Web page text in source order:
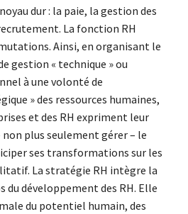
dur : la paie, la gestion des
La fonction RH
Ainsi, en organisant le
gestion « technique » ou
à une volonté de
» des ressources humaines,
et des RH expriment leur
plus seulement gérer – le
ses transformations sur les
La stratégie RH intègre la
développement des RH. Elle
du potentiel humain, des